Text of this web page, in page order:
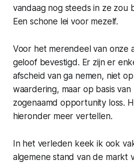
vandaag nog steeds in ze zou
Een schone lei voor mezelf.
Voor het merendeel van onze
geloof bevestigd. Er zijn er
afscheid van ga nemen, niet
waardering, maar op basis van
zogenaamd opportunity loss.
hieronder meer vertellen.
In het verleden keek ik ook
algemene stand van de markt